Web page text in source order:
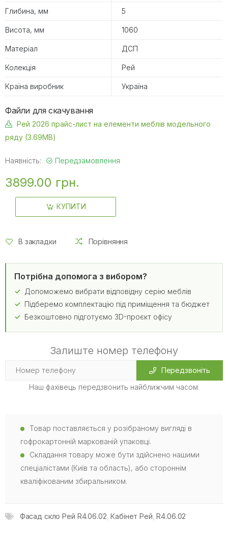
Глибина, мм 5
Висота, мм 1060
Матеріал ДСП
Колекція Рей
Країна виробник Україна
Файли для скачування
Рей 2026 прайс-лист на елементи меблів модельного
ряду (3.69MB)
Наявність: Передзамовлення
3899.00 грн.
КУПИТИ
В закладки Порівняння
Потрібна допомога з вибором?
Допоможемо вибрати відповідну серію меблів
Підберемо комплектацію під приміщення та бюджет
Безкоштовно підготуємо 3D-проєкт офісу
Залиште номер телефону
Передзвоніть
Наш фахівець передзвонить найближчим часом.
Товар поставляється у розібраному вигляді в
гофрокартонній маркованій упаковці.
Складання товару може бути здійснено нашими
спеціалістами (Київ та область), або стороннім
кваліфікованим збиральником.
Фасад скло Рей R4.06.02 ,Кабінет Рей ,R4.06.02